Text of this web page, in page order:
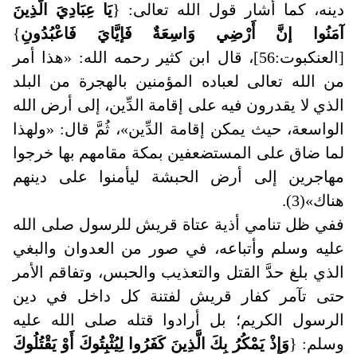
دينه، كما أشار قول الله تعالى: {يَا عِبَادِيَ الَّذِينَ
آمَنُوا إنَّ أَرْضِي وَاسِعَةٌ فَإيَّايَ فَاعْبُدُونِ}
[العنكبوت:56]، قال ابن كثير رحمه الله: «هذا أمر
من الله تعالى لعباده المؤمنين بالهجرة من البلد
الذي لا يقدرون فيه على إقامة الدِّين، إلى أرض الله
الواسعة، حيث يمكن إقامة الدِّين»، ثُمَّ قال: «ولهذا
لما ضاق على المستضعفين بمكة مقامهم بها خرجوا
مهاجرين إلى أرض الحبشة ليأمنوا على دينهم
هناك»(3)
.
ففي ظل تنامي أذية عتاة قريش للرسول صلى الله
عليه وسلم وأتباعه، في صور من العدوان والبغي
الذي بلغ حدَّ القتل والتعذيب والحبس، وتفاقم الأمر
حتى تآمر كفار قريش لفتنة كل داخل في دين
الرسول الكريم؛ بل أرادوا قتله صلى الله عليه
وسلم: {وَإِذْ يَمْكُرُ بِكَ الَّذِينَ كَفَرُوا لِيُثْبِتُوكَ أَوْ يَقْتُلُوكَ